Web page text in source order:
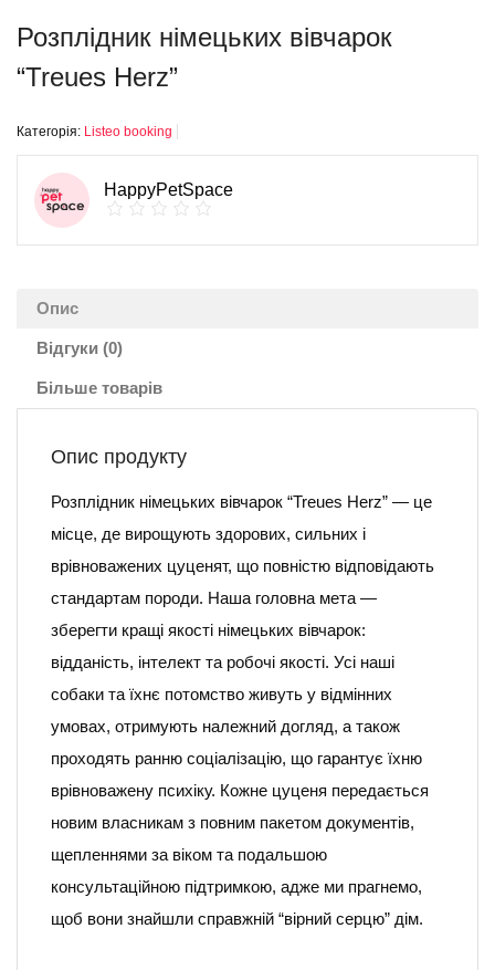
Розплідник німецьких вівчарок
“Treues Herz”
Категорія: Listeo booking
HappyPetSpace
Опис
Відгуки (0)
Більше товарів
Опис продукту
Розплідник німецьких вівчарок “Treues Herz” — це
місце, де вирощують здорових, сильних і
врівноважених цуценят, що повністю відповідають
стандартам породи. Наша головна мета —
зберегти кращі якості німецьких вівчарок:
відданість, інтелект та робочі якості. Усі наші
собаки та їхнє потомство живуть у відмінних
умовах, отримують належний догляд, а також
проходять ранню соціалізацію, що гарантує їхню
врівноважену психіку. Кожне цуценя передається
новим власникам з повним пакетом документів,
щепленнями за віком та подальшою
консультаційною підтримкою, адже ми прагнемо,
щоб вони знайшли справжній “вірний серцю” дім.